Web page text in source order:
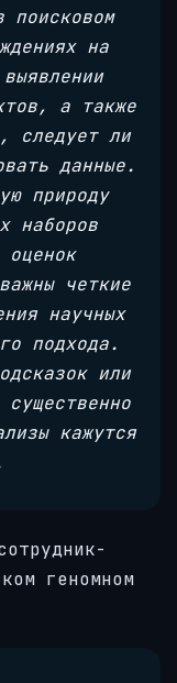
поисковом
на
а также
следует ли
данные.
природу
наборов
четкие
научных
подхода.
или
кажутся
геномном